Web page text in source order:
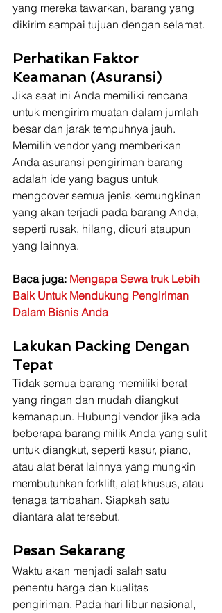
yang mereka tawarkan, barang yang
dikirim sampai tujuan dengan selamat.
Perhatikan Faktor
Keamanan (Asuransi)
Jika saat ini Anda memiliki rencana
untuk mengirim muatan dalam jumlah
besar dan jarak tempuhnya jauh.
Memilih vendor yang memberikan
Anda asuransi pengiriman barang
adalah ide yang bagus untuk
mengcover semua jenis kemungkinan
yang akan terjadi pada barang Anda,
seperti rusak, hilang, dicuri ataupun
yang lainnya.
Baca juga: Mengapa Sewa truk Lebih
Baik Untuk Mendukung Pengiriman
Dalam Bisnis Anda
Lakukan Packing Dengan
Tepat
Tidak semua barang memiliki berat
yang ringan dan mudah diangkut
kemanapun. Hubungi vendor jika ada
beberapa barang milik Anda yang sulit
untuk diangkut, seperti kasur, piano,
atau alat berat lainnya yang mungkin
membutuhkan forklift, alat khusus, atau
tenaga tambahan. Siapkah satu
diantara alat tersebut.
Pesan Sekarang
Waktu akan menjadi salah satu
penentu harga dan kualitas
pengiriman. Pada hari libur nasional,